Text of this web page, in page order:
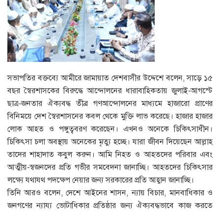
সভাপতির বক্তব্যে আমীরে জামায়াত দেশবাসীর উদ্দেশে বলেন, সাড়ে ১৫
বছর স্বৈরশাসকের বিরুদ্ধে আন্দোলনের ধারাবাহিকতায় জুলাই-আগস্টে
ছাত্র-জনতার ঐক্যবদ্ধ তীব্র গণআন্দোলনের মাধ্যমে হাজারো প্রাণের
বিনিময়ে দেশ স্বৈরশাসনের কবল থেকে মুক্তি লাভ করেছে। হাজার হাজার
লোক আহত ও পঙ্গুত্ববরণ করেছেন। এখনও অনেকে চিকিৎসাধীন।
চিকিৎসা চলা অবস্থায় অনেকের মৃত্যু হচ্ছে। যারা জীবন দিয়েছেন আল্লাহ
তাদের শাহাদাত কবুল করুন। আমি নিহত ও আহতদের পরিবার এবং
আত্মীয়-স্বজনদের প্রতি গভীর সমবেদনা জানাচ্ছি। আহতদের চিকিৎসার
লক্ষ্যে যথাযথ পদক্ষেপ নেয়ার জন্য সরকারের প্রতি আহ্বান জানাচ্ছি।
তিনি আরও বলেন, দেশে আইনের শাসন, ন্যায় বিচার, মানবাধিকার ও
জনগণের ন্যায্য ভোটাধিকার প্রতিষ্ঠার জন্য ঐক্যবদ্ধভাবে কাজ করতে